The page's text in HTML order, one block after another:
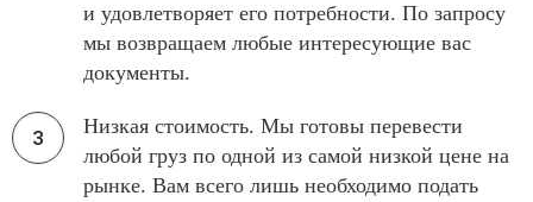
и удовлетворяет его потребности. По запросу
мы возвращаем любые интересующие вас
документы.
Низкая стоимость. Мы готовы перевести
любой груз по одной из самой низкой цене на
рынке. Вам всего лишь необходимо подать